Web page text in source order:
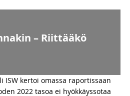
– Riittääkö
kertoi omassa raportissaan
2022 tasoa ei hyökkäyssotaa